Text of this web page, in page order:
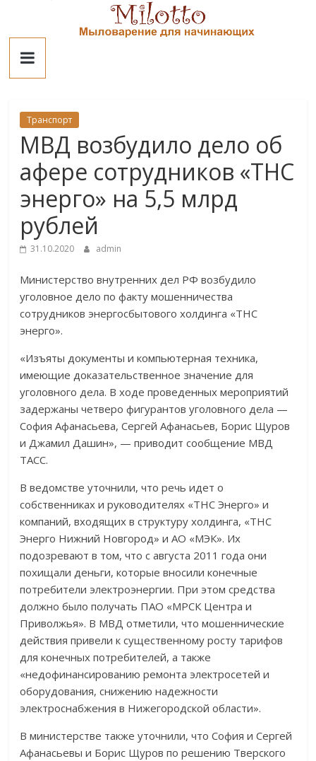
contentМилотто
Транспорт
МВД возбудило дело об
афере сотрудников «ТНС
энерго» на 5,5 млрд
рублей
31.10.2020 admin
Министерство внутренних дел РФ возбудило
уголовное дело по факту мошенничества
сотрудников энергосбытового холдинга «ТНС
энерго».
«Изъяты документы и компьютерная техника,
имеющие доказательственное значение для
уголовного дела. В ходе проведенных мероприятий
задержаны четверо фигурантов уголовного дела —
София Афанасьева, Сергей Афанасьев, Борис Щуров
и Джамил Дашин», — приводит сообщение МВД
ТАСС.
В ведомстве уточнили, что речь идет о
собственниках и руководителях «ТНС Энерго» и
компаний, входящих в структуру холдинга, «ТНС
Энерго Нижний Новгород» и АО «МЭК». Их
подозревают в том, что с августа 2011 года они
похищали деньги, которые вносили конечные
потребители электроэнергии. При этом средства
должно было получать ПАО «МРСК Центра и
Приволжья». В МВД отметили, что мошеннические
действия привели к существенному росту тарифов
для конечных потребителей, а также
«недофинансированию ремонта электросетей и
оборудования, снижению надежности
электроснабжения в Нижегородской области».
В министерстве также уточнили, что София и Сергей
Афанасьевы и Борис Щуров по решению Тверского